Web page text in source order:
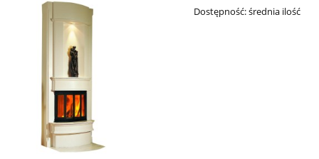
Dostępność:średnia ilość